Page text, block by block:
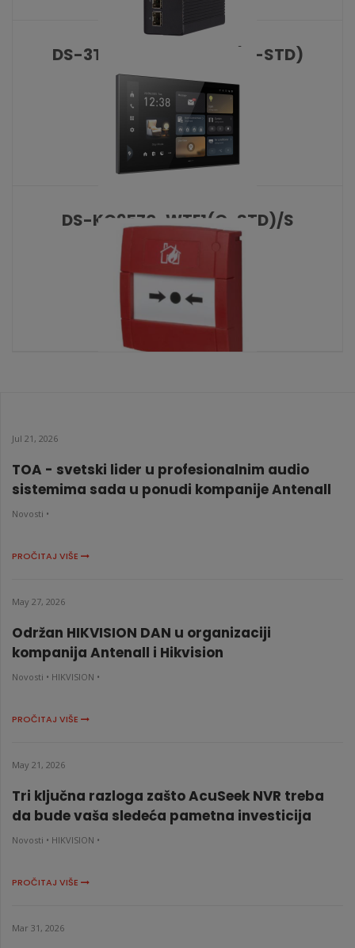
DS-3T1506HP-SI-4P2F(O-STD)
KATALOŠKI BROJ: 10477
DS-KC9570-WTE1(O-STD)/S
KATALOŠKI BROJ: 10479
Jul 21, 2026
TOA - svetski lider u profesionalnim audio
sistemima sada u ponudi kompanije Antenall
Novosti •
PROČITAJ VIŠE
May 27, 2026
Održan HIKVISION DAN u organizaciji
kompanija Antenall i Hikvision
Novosti • HIKVISION •
PROČITAJ VIŠE
May 21, 2026
Tri ključna razloga zašto AcuSeek NVR treba
da bude vaša sledeća pametna investicija
Novosti • HIKVISION •
PROČITAJ VIŠE
Mar 31, 2026